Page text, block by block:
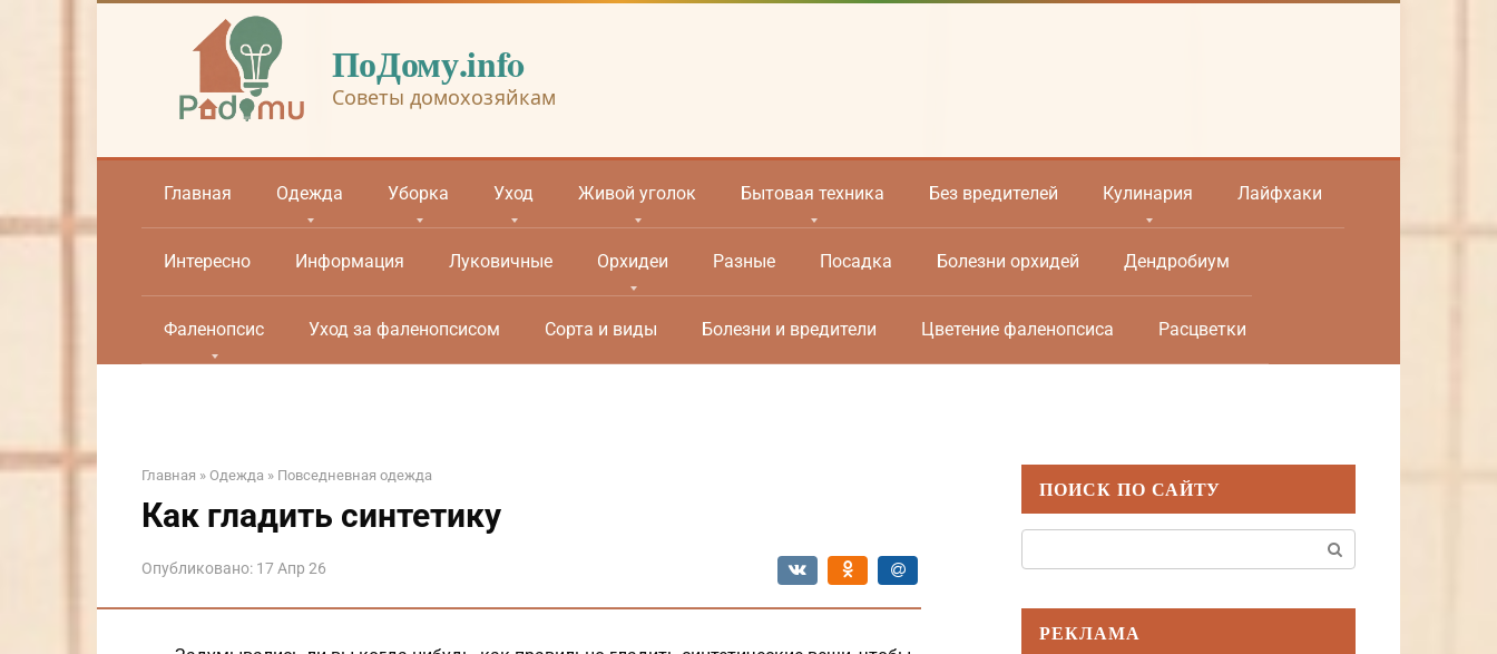
ПоДому.info
Советы домохозяйкам
Главная Одежда Уборка Уход Живой уголок Бытовая техника Без вредителей Кулинария Лайфхаки
Интересно Информация Луковичные Орхидеи Разные Посадка Болезни орхидей Дендробиум
Фаленопсис Уход за фаленопсисом Сорта и виды Болезни и вредители Цветение фаленопсиса Расцветки
Главная » Одежда » Повседневная одежда
Как гладить синтетику
Опубликовано: 17 Апр 26
ПОИСК ПО САЙТУ
РЕКЛАМА